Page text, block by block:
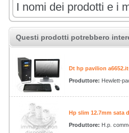
I nomi dei prodotti e i
Questi prodotti potrebbero
Dt hp pavilion
Produttore: Hewlett-
Hp slim 12.7mm sata
Produttore: H.p.